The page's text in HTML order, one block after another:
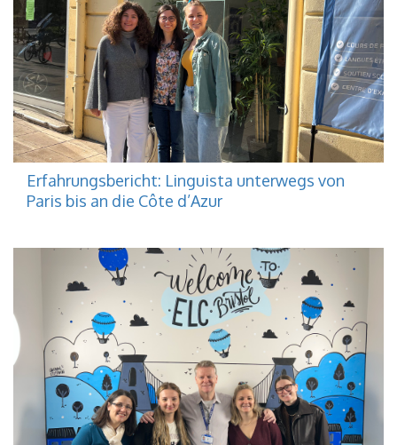
Erfahrungsbericht: Linguista unterwegs von
Paris bis an die Côte d’Azur